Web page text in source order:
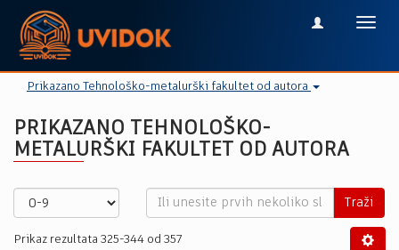
Prikazano Tehnološko-metalurški fakultet od autora
PRIKAZANO TEHNOLOŠKO-
METALURŠKI FAKULTET OD AUTORA
Traži
Prikaz rezultata 325-344 od 357